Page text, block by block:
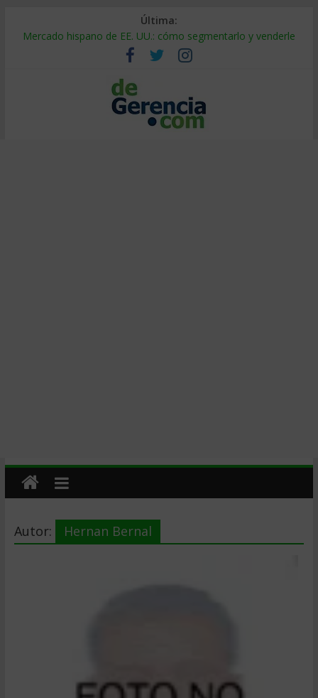
Última:
Mercado hispano de EE. UU.: cómo segmentarlo y venderle
Stablecoins para empresas: cómo pagar y cobrar en 2026
Despido silencioso: qué es y por qué sale tan caro
IA en selección de personal: cómo auditarla a tiempo
Trabajo forzoso en la cadena de suministro: qué hacer
Autor: Hernan Bernal